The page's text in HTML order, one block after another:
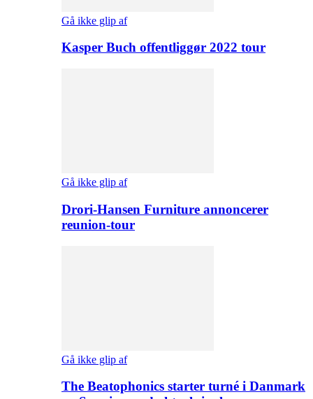
Gå ikke glip af
Kasper Buch offentliggør 2022 tour
Gå ikke glip af
Drori-Hansen Furniture annoncerer
reunion-tour
Gå ikke glip af
The Beatophonics starter turné i Danmark